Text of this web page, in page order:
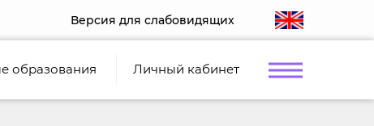
Версия для слабовидящих
образования Личный кабинет